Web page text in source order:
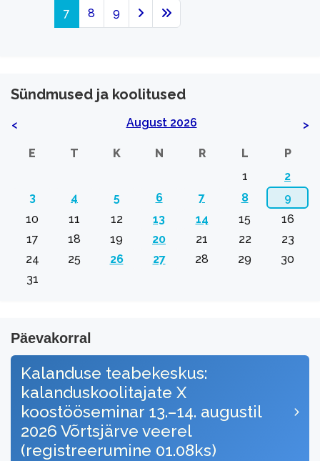
7 8 9
Sündmused ja koolitused
< August 2026 >
E T K N R L
P
1
2
3
4 5 6 7 8
9
10
11 12 13 14 15
16
17
18 19 20 21 22
23
24
25 26 27 28 29
30
31
Päevakorral
Kalanduse teabekeskus:
kalanduskoolitajate X
koostööseminar 13.–14. augustil
2026 Võrtsjärve veerel
(registreerumine 01.08ks)